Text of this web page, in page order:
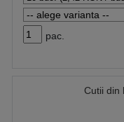
pac.
Cutii din